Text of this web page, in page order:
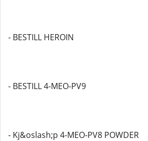
- BESTILL HEROIN
- BESTILL 4-MEO-PV9
- Kj&oslash;p 4-MEO-PV8 POWDER